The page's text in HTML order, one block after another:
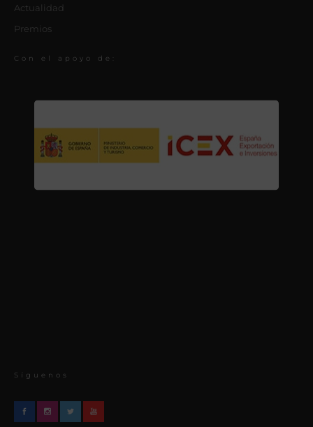
Actualidad
Premios
Con el apoyo de:
Síguenos